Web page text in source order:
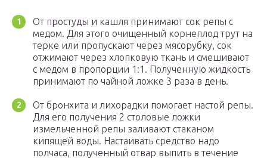
От простуды и кашля принимают сок репы с
медом. Для этого очищенный корнеплод трут на
терке или пропускают через мясорубку, сок
отжимают через хлопковую ткань и смешивают
с медом в пропорции 1:1. Полученную жидкость
принимают по чайной ложке 3 раза в день.
От бронхита и лихорадки помогает настой репы.
Для его получения 2 столовые ложки
измельченной репы заливают стаканом
кипящей воды. Настаивать средство надо
полчаса, полученный отвар выпить в течение